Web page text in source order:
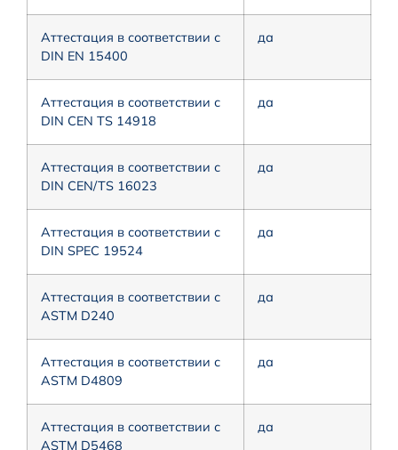
Аттестация в соответствии с
DIN EN 15400
да
Аттестация в соответствии с
DIN CEN TS 14918
да
Аттестация в соответствии с
DIN CEN/TS 16023
да
Аттестация в соответствии с
DIN SPEC 19524
да
Аттестация в соответствии с
ASTM D240
да
Аттестация в соответствии с
ASTM D4809
да
Аттестация в соответствии с
ASTM D5468
да